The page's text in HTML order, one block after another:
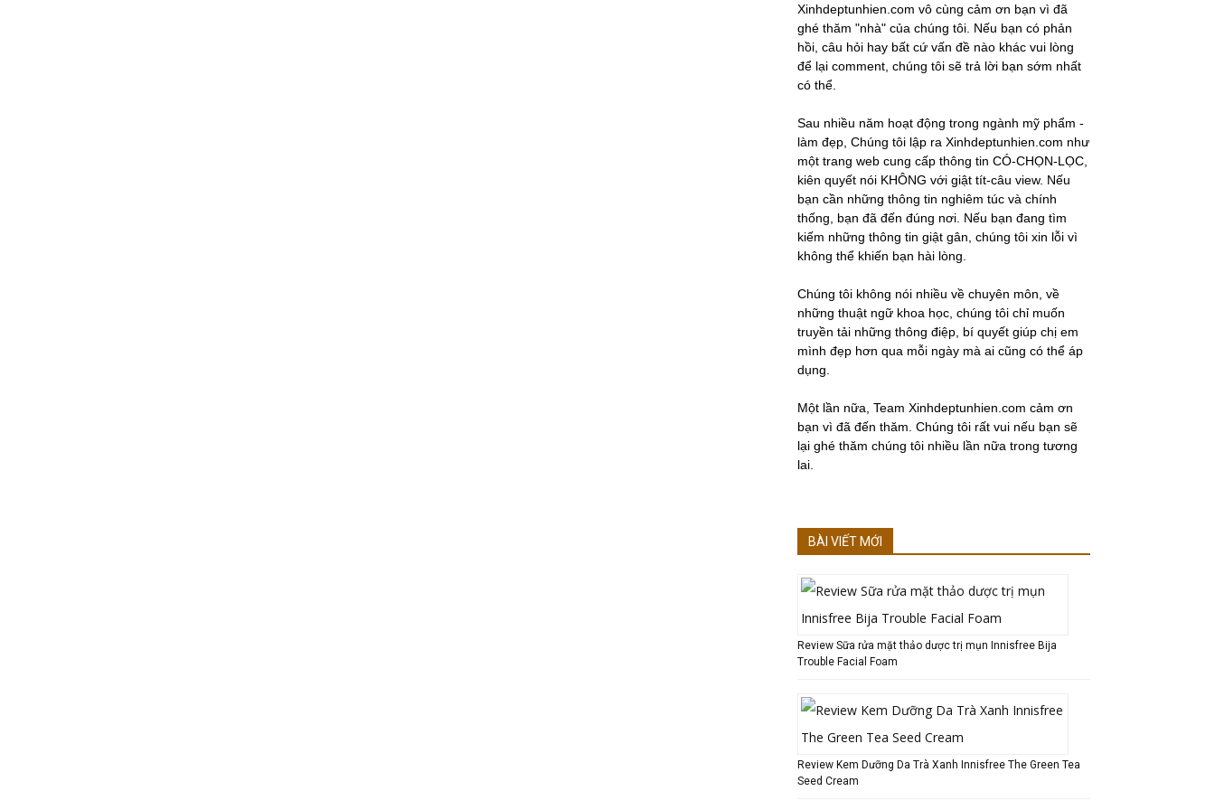
Xinhdeptunhien.com vô cùng cảm ơn bạn vì đã
ghé thăm "nhà" của chúng tôi. Nếu bạn có phản
hồi, câu hỏi hay bất cứ vấn đề nào khác vui lòng
để lại comment, chúng tôi sẽ trả lời bạn sớm nhất
có thể.
Sau nhiều năm hoạt động trong ngành mỹ phẩm -
làm đẹp, Chúng tôi lập ra Xinhdeptunhien.com như
một trang web cung cấp thông tin CÓ-CHỌN-LỌC,
kiên quyết nói KHÔNG với giật tít-câu view. Nếu
bạn cần những thông tin nghiêm túc và chính
thống, bạn đã đến đúng nơi. Nếu bạn đang tìm
kiếm những thông tin giật gân, chúng tôi xin lỗi vì
không thể khiến bạn hài lòng.
Chúng tôi không nói nhiều về chuyên môn, về
những thuật ngữ khoa học, chúng tôi chỉ muốn
truyền tải những thông điệp, bí quyết giúp chị em
mình đẹp hơn qua mỗi ngày mà ai cũng có thể áp
dụng.
Một lần nữa, Team Xinhdeptunhien.com cảm ơn
bạn vì đã đến thăm. Chúng tôi rất vui nếu bạn sẽ
lại ghé thăm chúng tôi nhiều lần nữa trong tương
lai.
BÀI VIẾT MỚI
Review Sữa rửa mặt thảo dược trị mụn Innisfree Bija
Trouble Facial Foam
Review Kem Dưỡng Da Trà Xanh Innisfree The Green Tea
Seed Cream